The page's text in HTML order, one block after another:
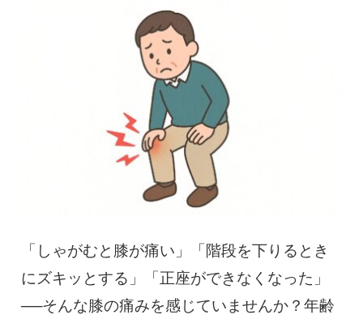
PRP治療
幹細胞培養上清液
慢性疼痛
ドクター紹介
よくある質問
お知らせ 採用情報 コラム
「しゃがむと膝が痛い」「階段を下りるとき
にズキッとする」「正座ができなくなった」
──そんな膝の痛みを感じていませんか？年齢